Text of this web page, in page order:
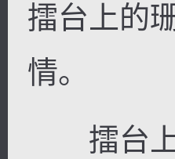
擂台上的
情。
擂台上